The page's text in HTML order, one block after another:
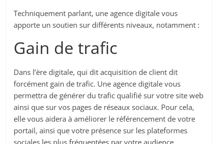
Techniquement parlant, une agence digitale vous
apporte un soutien sur différents niveaux, notamment :
Gain de trafic
Dans l’ère digitale, qui dit acquisition de client dit
forcément gain de trafic. Une agence digitale vous
permettra de générer du trafic qualifié sur votre site web
ainsi que sur vos pages de réseaux sociaux. Pour cela,
elle vous aidera à améliorer le référencement de votre
portail, ainsi que votre présence sur les plateformes